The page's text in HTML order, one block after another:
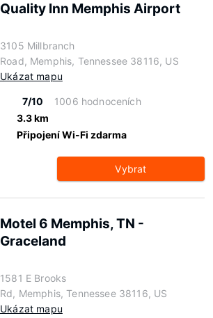
Quality Inn Memphis Airport
3105 Millbranch
Road, Memphis, Tennessee 38116, US
Ukázat mapu
7/10
1006 hodnoceních
3.3 km
Připojení Wi-Fi zdarma
Vybrat
Motel 6 Memphis, TN -
Graceland
1581 E Brooks
Rd, Memphis, Tennessee 38116, US
Ukázat mapu